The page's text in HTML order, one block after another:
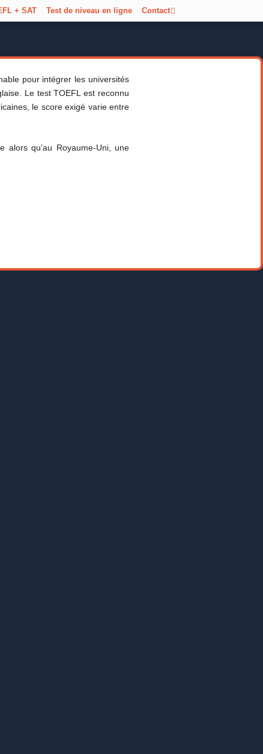
+ SAT Test de niveau en ligne Contact
pour intégrer les universités
Le test TOEFL est reconnu
le score exigé varie entre
alors qu’au Royaume-Uni, une